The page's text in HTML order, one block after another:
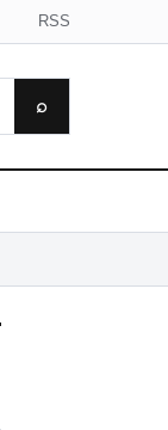
RSS
⌕